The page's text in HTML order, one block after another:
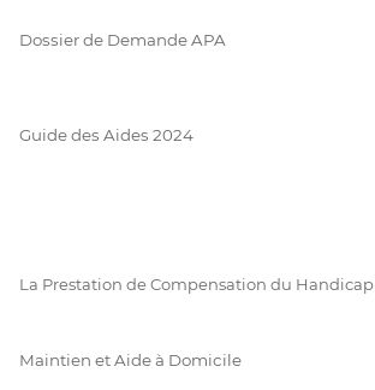
Dossier de Demande APA
Guide des Aides 2024
La Prestation de Compensation du Handicap
Maintien et Aide à Domicile